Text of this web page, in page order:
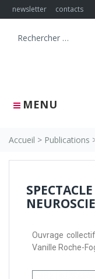
newsletter contacts
MENU
Accueil > Publications
Ouvrage
Vanille Roche-